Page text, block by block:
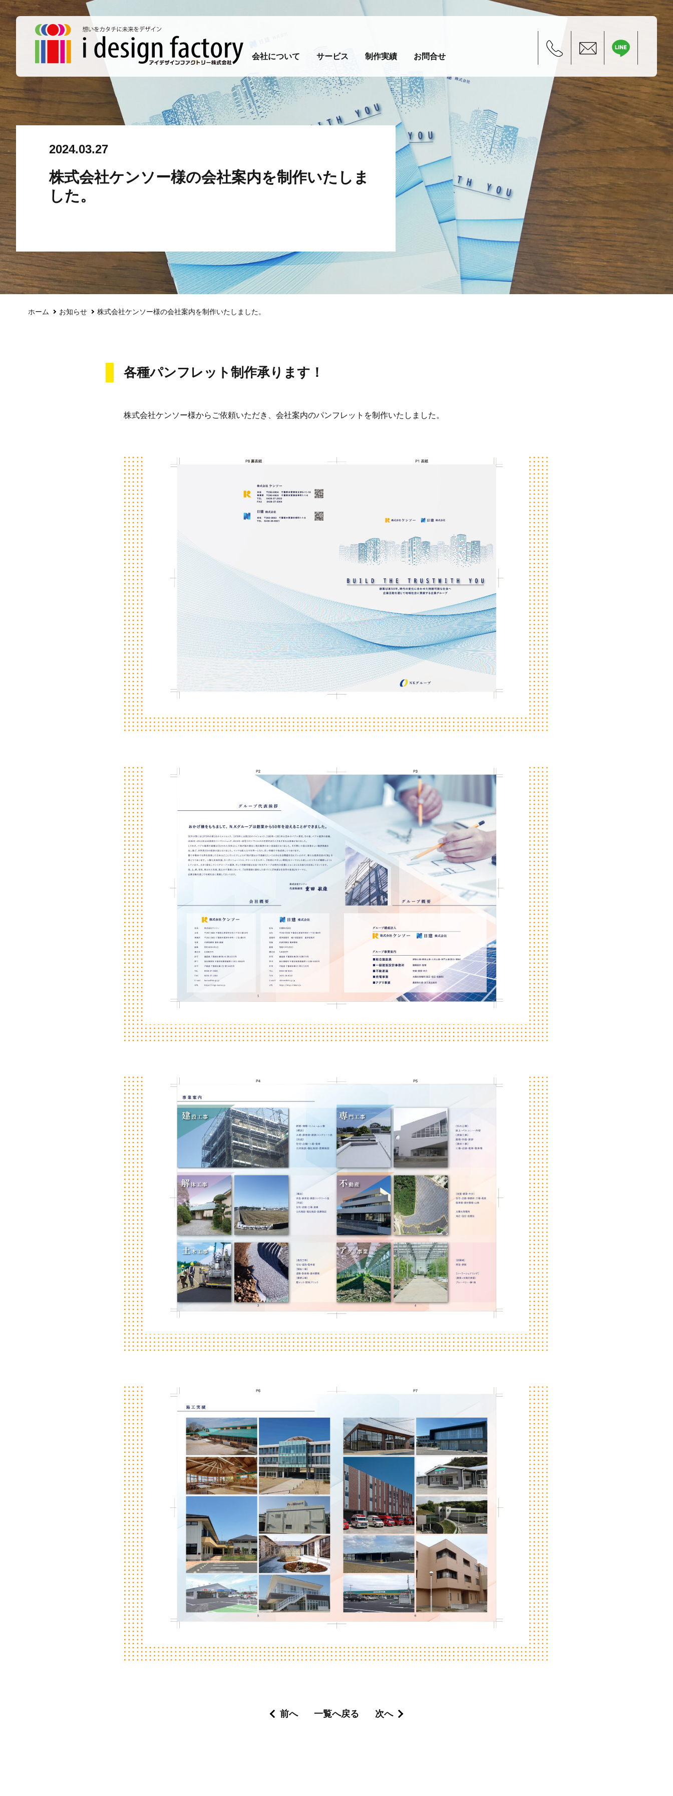
会社について サービス 制作実績 お問合せ
2024.03.27
株式会社ケンソー様の会社案内を制作いたしま
した。
ホーム お知らせ 株式会社ケンソー様の会社案内を制作いたしました。
各種パンフレット制作承ります！
株式会社ケンソー様からご依頼いただき、会社案内のパンフレットを制作いたしました。
前へ 一覧へ戻る 次へ